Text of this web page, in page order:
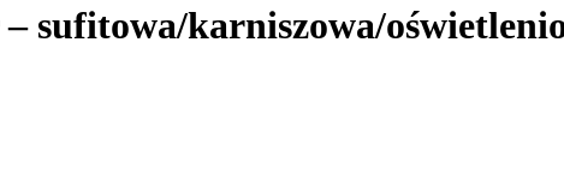
sufitowa/karniszowa/